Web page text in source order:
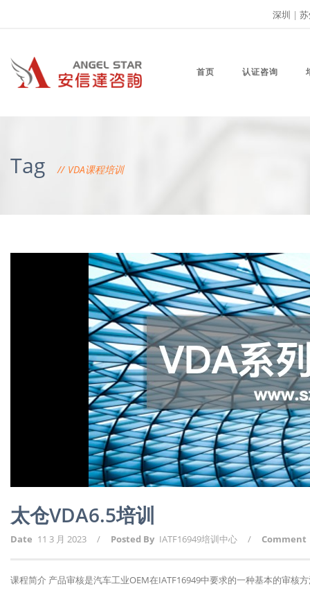
深圳 |
首页 认证咨询
Tag VDA课程培训
太仓VDA6.5培训
Date 11 3 月 2023 / Posted By IATF16949培训中心 / Comment
课程简介 产品审核是汽车工业OEM在IATF16949中要求的一种基本的审核方